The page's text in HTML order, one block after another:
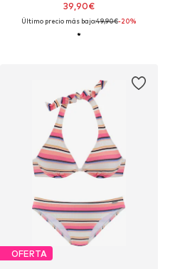
39,90€
Último precio más bajo:49,90€-20%
OFERTA